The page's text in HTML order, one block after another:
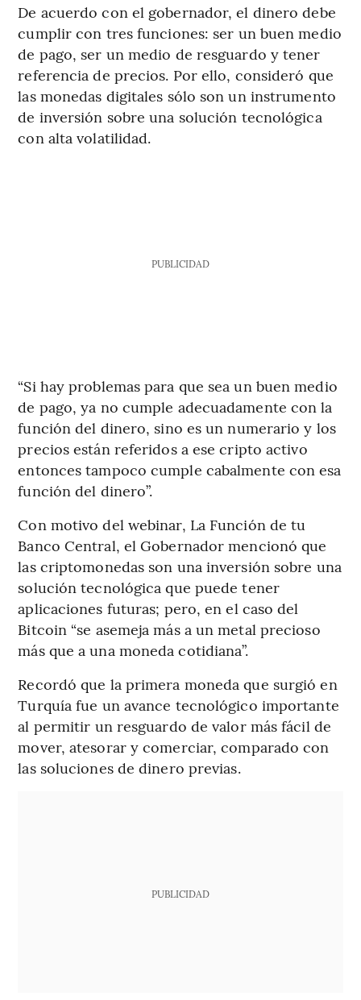
De acuerdo con el gobernador, el dinero debe
cumplir con tres funciones: ser un buen medio
de pago, ser un medio de resguardo y tener
referencia de precios. Por ello, consideró que
las monedas digitales sólo son un instrumento
de inversión sobre una solución tecnológica
con alta volatilidad.
PUBLICIDAD
“Si hay problemas para que sea un buen medio
de pago, ya no cumple adecuadamente con la
función del dinero, sino es un numerario y los
precios están referidos a ese cripto activo
entonces tampoco cumple cabalmente con esa
función del dinero”.
Con motivo del webinar, La Función de tu
Banco Central, el Gobernador mencionó que
las criptomonedas son una inversión sobre una
solución tecnológica que puede tener
aplicaciones futuras; pero, en el caso del
Bitcoin “se asemeja más a un metal precioso
más que a una moneda cotidiana”.
Recordó que la primera moneda que surgió en
Turquía fue un avance tecnológico importante
al permitir un resguardo de valor más fácil de
mover, atesorar y comerciar, comparado con
las soluciones de dinero previas.
PUBLICIDAD